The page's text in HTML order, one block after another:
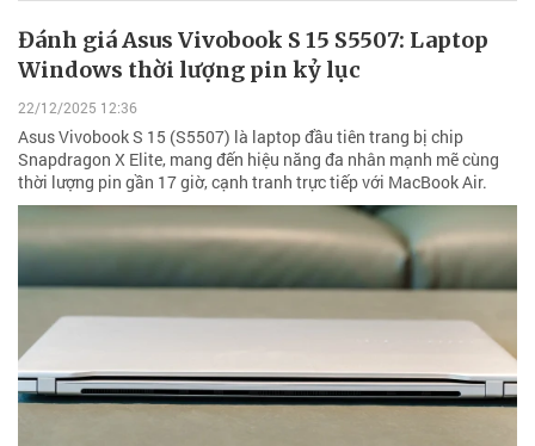
Đánh giá Asus Vivobook S 15 S5507: Laptop
Windows thời lượng pin kỷ lục
22/12/2025 12:36
Asus Vivobook S 15 (S5507) là laptop đầu tiên trang bị chip
Snapdragon X Elite, mang đến hiệu năng đa nhân mạnh mẽ cùng
thời lượng pin gần 17 giờ, cạnh tranh trực tiếp với MacBook Air.